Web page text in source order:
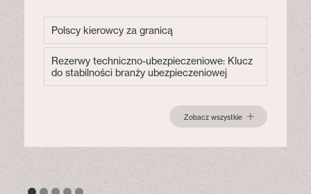
Polscy kierowcy za granicą
Rezerwy techniczno-ubezpieczeniowe: Klucz
do stabilności branży ubezpieczeniowej
Zobacz wszystkie